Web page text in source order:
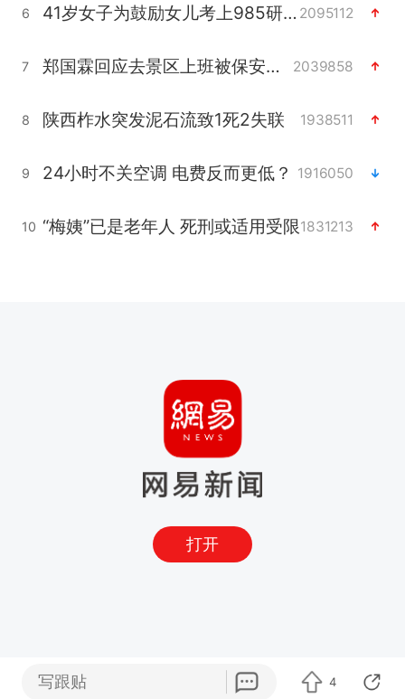
6 41岁女子为鼓励女儿考上985研究生 2095112
7 郑国霖回应去景区上班被保安拦下 2039858
8 陕西柞水突发泥石流致1死2失联 1938511
9 24小时不关空调 电费反而更低？ 1916050
10 “梅姨”已是老年人 死刑或适用受限1831213
打开
写跟贴 4